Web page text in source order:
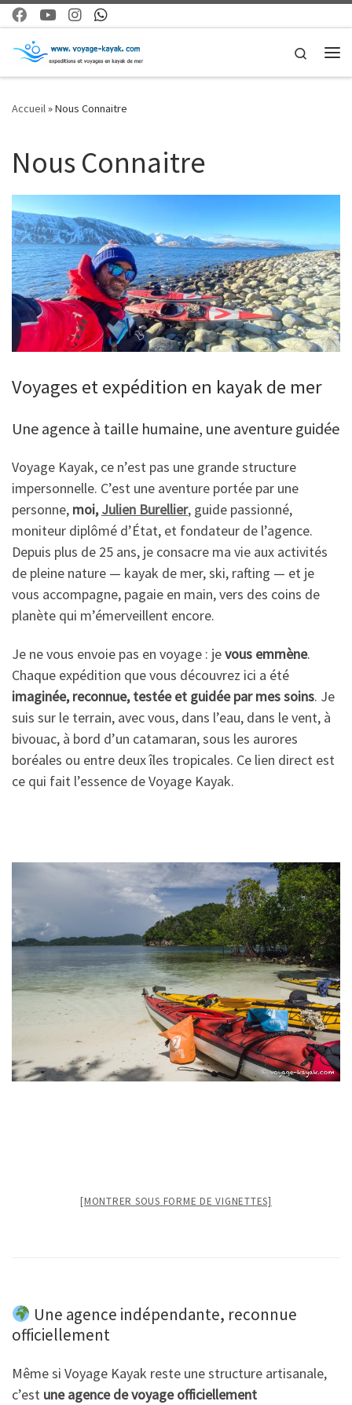
Skip to content
Search
Accueil»Nous Connaitre
Nous Connaitre
Voyages et expédition en kayak de mer
Une agence à taille humaine, une aventure guidée
Voyage Kayak, ce n’est pas une grande structure
impersonnelle. C’est une aventure portée par une
personne, moi,Julien Burellier, guide passionné,
moniteur diplômé d’État, et fondateur de l’agence.
Depuis plus de 25 ans, je consacre ma vie aux activités
de pleine nature — kayak de mer, ski, rafting — et je
vous accompagne, pagaie en main, vers des coins de
planète qui m’émerveillent encore.
Je ne vous envoie pas en voyage : jevous emmène.
Chaque expédition que vous découvrez ici a été
imaginée, reconnue, testée et guidée par mes soins. Je
suis sur le terrain, avec vous, dans l’eau, dans le vent, à
bivouac, à bord d’un catamaran, sous les aurores
boréales ou entre deux îles tropicales. Ce lien direct est
ce qui fait l’essence de Voyage Kayak.
[MONTRER SOUS FORME DE VIGNETTES]
Une agence indépendante, reconnue
officiellement
Même si Voyage Kayak reste une structure artisanale,
c’est une agence de voyage officiellement